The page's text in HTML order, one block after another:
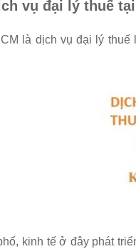
vụ đại lý thuế
là dịch vụ đại lý
kinh tế ở đây phát